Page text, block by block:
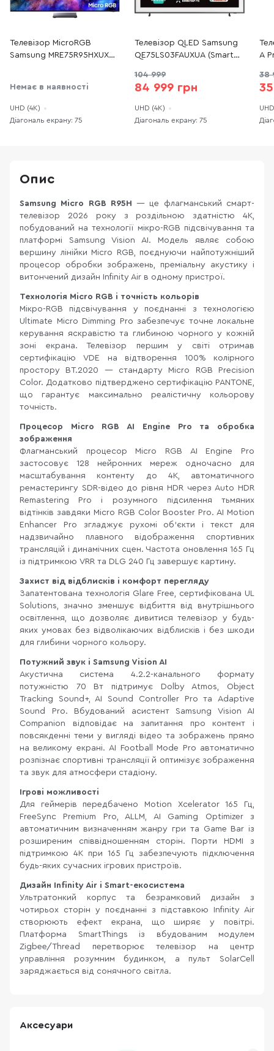
Телевізор MicroRGB
Samsung MRE75R95HXUXUA
Немає в наявності
UHD (4K)
Діагональ екрану: 75
Телевізор QLED Samsung
QE75LS03FAUXUA (Smart
104 999
84 999 грн
UHD (4K)
Діагональ екрану: 75
A
38
Опис
Samsung Micro RGB R95H— це флагманський смарт-
телевізор 2026 року з роздільною здатністю 4K,
побудований на технології мікро-RGB підсвічування та
платформі Samsung Vision AI. Модель являє собою
вершину лінійки Micro RGB, поєднуючи найпотужніший
процесор обробки зображень, преміальну акустику і
витончений дизайн Infinity Air в одному пристрої.
Технологія Micro RGB і точність кольорів
Мікро-RGB підсвічування у поєднанні з технологією
Ultimate Micro Dimming Pro забезпечує точне локальне
керування яскравістю та глибиною чорного у кожній
зоні екрана. Телевізор першим у світі отримав
сертифікацію VDE на відтворення 100% колірного
простору BT.2020 — стандарту Micro RGB Precision
Color. Додатково підтверджено сертифікацію PANTONE,
що гарантує максимально реалістичну кольорову
точність.
Процесор Micro RGB AI Engine Pro та обробка
зображення
Флагманський процесор Micro RGB AI Engine Pro
застосовує 128 нейронних мереж одночасно для
масштабування контенту до 4K, автоматичного
ремастерингу SDR-відео до рівня HDR через Auto HDR
Remastering Pro і розумного підсилення тьмяних
відтінків завдяки Micro RGB Color Booster Pro. AI Motion
Enhancer Pro згладжує рухомі об'єкти і текст для
надзвичайно плавного відображення спортивних
трансляцій і динамічних сцен. Частота оновлення 165 Гц
із підтримкою VRR та DLG 240 Гц завершує картину.
Захист від відблисків і комфорт перегляду
Запатентована технологія Glare Free, сертифікована UL
Solutions, значно зменшує відбиття від внутрішнього
освітлення, що дозволяє дивитися телевізор у будь-
яких умовах без відволікаючих відблисків і без шкоди
для глибини чорного кольору.
Потужний звук і Samsung Vision AI
Акустична система 4.2.2-канального формату
потужністю 70 Вт підтримує Dolby Atmos, Object
Tracking Sound+, AI Sound Controller Pro та Adaptive
Sound Pro. Вбудований асистент Samsung Vision AI
Companion відповідає на запитання про контент і
повсякденні теми у вигляді відео та зображень прямо
на великому екрані. AI Football Mode Pro автоматично
розпізнає спортивні трансляції й оптимізує зображення
та звук для атмосфери стадіону.
Ігрові можливості
Для геймерів передбачено Motion Xcelerator 165 Гц,
FreeSync Premium Pro, ALLM, AI Gaming Optimizer з
автоматичним визначенням жанру гри та Game Bar із
розширеним співвідношенням сторін. Порти HDMI з
підтримкою 4K при 165 Гц забезпечують підключення
будь-яких сучасних ігрових пристроїв.
Дизайн Infinity Air і Smart-екосистема
Ультратонкий корпус та безрамковий дизайн з
чотирьох сторін у поєднанні з підставкою Infinity Air
створюють ефект екрана, що ширяє у повітрі.
Платформа SmartThings із вбудованим модулем
Zigbee/Thread перетворює телевізор на центр
управління розумним будинком, а пульт SolarCell
заряджається від сонячного світла.
Аксесуари